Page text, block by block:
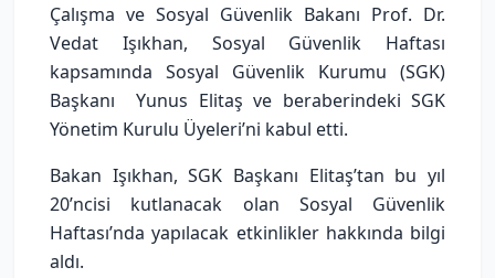
Çalışma ve Sosyal Güvenlik Bakanı Prof. Dr.
Vedat Işıkhan, Sosyal Güvenlik Haftası
kapsamında Sosyal Güvenlik Kurumu (SGK)
Başkanı Yunus Elitaş ve beraberindeki SGK
Yönetim Kurulu Üyeleri’ni kabul etti.
Bakan Işıkhan, SGK Başkanı Elitaş’tan bu yıl
20’ncisi kutlanacak olan Sosyal Güvenlik
Haftası’nda yapılacak etkinlikler hakkında bilgi
aldı.